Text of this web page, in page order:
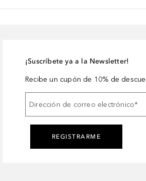
¡Suscríbete ya a la Newsletter!
Recibe un cupón de 10% de
Dirección de correo electrónico*
REGISTRARME